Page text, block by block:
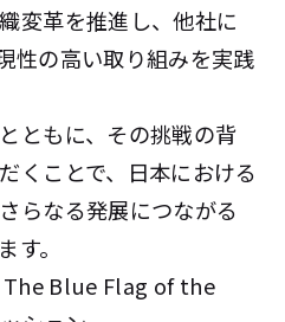
変革を推進し、他社に
性の高い取り組みを実践
ともに、その挑戦の背
くことで、日本における
らなる発展につながる
す。
Blue Flag of the